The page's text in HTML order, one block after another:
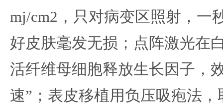
mj/cm2，只对病变区照射，一
好皮肤毫发无损；点阵激光在
活纤维母细胞释放生长因子，
速”；表皮移植用负压吸疱法